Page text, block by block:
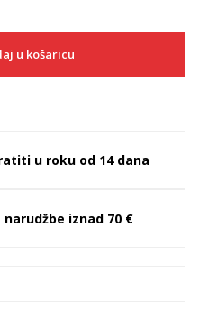
u košaricu
u roku od 14 dana
iznad 70 €